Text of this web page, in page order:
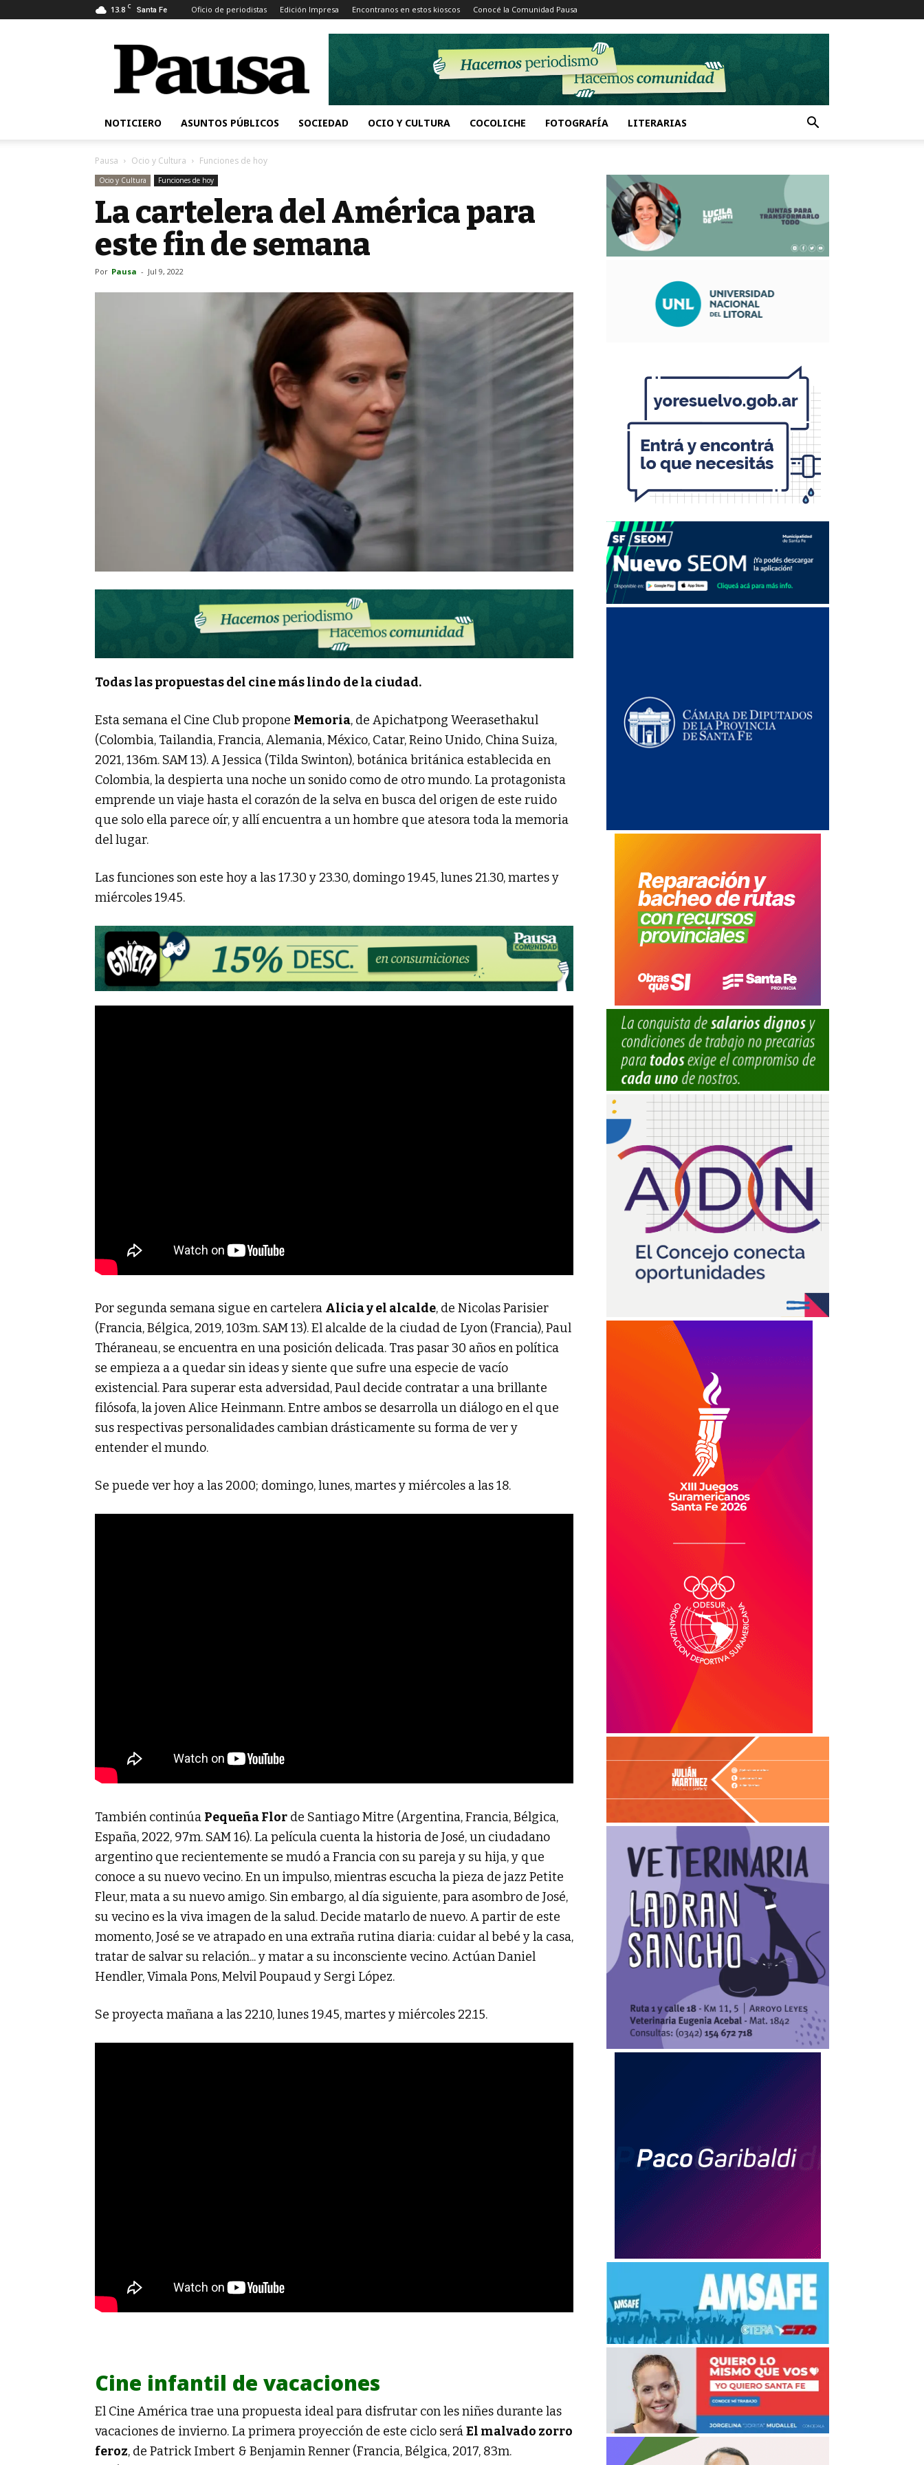
13.8 C Santa Fe Oficio de periodistas Edición Impresa Encontranos en estos kioscos Conocé la Comunidad Pausa
Pausa
NOTICIERO ASUNTOS PÚBLICOS SOCIEDAD OCIO Y CULTURA COCOLICHE FOTOGRAFÍA LITERARIAS
Pausa Ocio y Cultura Funciones de hoy
Ocio y Cultura Funciones de hoy
La cartelera del América para
este fin de semana
Por Pausa - Jul 9, 2022
Todas las propuestas del cine más lindo de la ciudad.
Esta semana el Cine Club propone Memoria, de Apichatpong Weerasethakul
(Colombia, Tailandia, Francia, Alemania, México, Catar, Reino Unido, China Suiza,
2021, 136m. SAM 13). A Jessica (Tilda Swinton), botánica británica establecida en
Colombia, la despierta una noche un sonido como de otro mundo. La protagonista
emprende un viaje hasta el corazón de la selva en busca del origen de este ruido
que solo ella parece oír, y allí encuentra a un hombre que atesora toda la memoria
del lugar.
Las funciones son este hoy a las 17.30 y 23.30, domingo 19.45, lunes 21.30, martes y
miércoles 19.45.
Por segunda semana sigue en cartelera Alicia y el alcalde, de Nicolas Parisier
(Francia, Bélgica, 2019, 103m. SAM 13). El alcalde de la ciudad de Lyon (Francia), Paul
Théraneau, se encuentra en una posición delicada. Tras pasar 30 años en política
se empieza a a quedar sin ideas y siente que sufre una especie de vacío
existencial. Para superar esta adversidad, Paul decide contratar a una brillante
filósofa, la joven Alice Heinmann. Entre ambos se desarrolla un diálogo en el que
sus respectivas personalidades cambian drásticamente su forma de ver y
entender el mundo.
Se puede ver hoy a las 20.00; domingo, lunes, martes y miércoles a las 18.
También continúa Pequeña Flor de Santiago Mitre (Argentina, Francia, Bélgica,
España, 2022, 97m. SAM 16). La película cuenta la historia de José, un ciudadano
argentino que recientemente se mudó a Francia con su pareja y su hija, y que
conoce a su nuevo vecino. En un impulso, mientras escucha la pieza de jazz Petite
Fleur, mata a su nuevo amigo. Sin embargo, al día siguiente, para asombro de José,
su vecino es la viva imagen de la salud. Decide matarlo de nuevo. A partir de este
momento, José se ve atrapado en una extraña rutina diaria: cuidar al bebé y la casa,
tratar de salvar su relación... y matar a su inconsciente vecino. Actúan Daniel
Hendler, Vimala Pons, Melvil Poupaud y Sergi López.
Se proyecta mañana a las 22.10, lunes 19.45, martes y miércoles 22.15.
Cine infantil de vacaciones
El Cine América trae una propuesta ideal para disfrutar con les niñes durante las
vacaciones de invierno. La primera proyección de este ciclo seráEl malvado zorro
feroz, de Patrick Imbert & Benjamin Renner (Francia, Bélgica, 2017, 83m.